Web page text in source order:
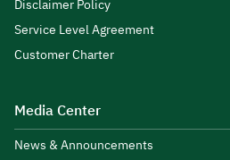
Disclaimer Policy
Service Level Agreement
Customer Charter
Media Center
News & Announcements